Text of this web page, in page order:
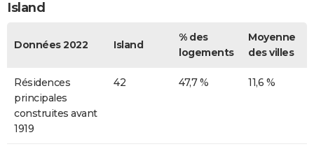
Island
Données 2022 Island
% des
logements
Moyenne
des villes
Résidences
principales
construites avant
1919
42 47,7 % 11,6 %